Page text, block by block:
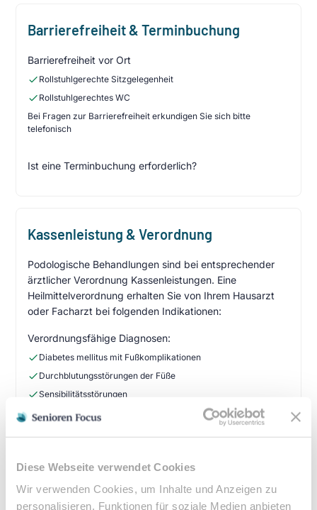
Diese Webseite verwendet Cookies
Wir verwenden Cookies, um Inhalte und Anzeigen zu
personalisieren, Funktionen für soziale Medien anbieten
Barrierefreiheit & Terminbuchung
Barrierefreiheit vor Ort
Rollstuhlgerechte Sitzgelegenheit
Rollstuhlgerechtes WC
Bei Fragen zur Barrierefreiheit erkundigen Sie sich bitte
telefonisch
Ist eine Terminbuchung erforderlich?
Kassenleistung & Verordnung
Podologische Behandlungen sind bei entsprechender
ärztlicher Verordnung Kassenleistungen. Eine
Heilmittelverordnung erhalten Sie von Ihrem Hausarzt
oder Facharzt bei folgenden Indikationen:
Verordnungsfähige Diagnosen:
Diabetes mellitus mit Fußkomplikationen
Durchblutungsstörungen der Füße
Sensibilitätsstörungen
Querschnittslähmung
•10% Zuzahlung pro Behandlung (mind. 5€, max. 10€)
• Befreiung bei chronischen Erkrankungen möglich
•Privatleistungen nach individueller Vereinbarung